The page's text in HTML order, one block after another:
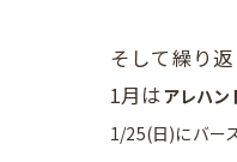
そして繰り
1月はアレハン
1/25(日)にバー